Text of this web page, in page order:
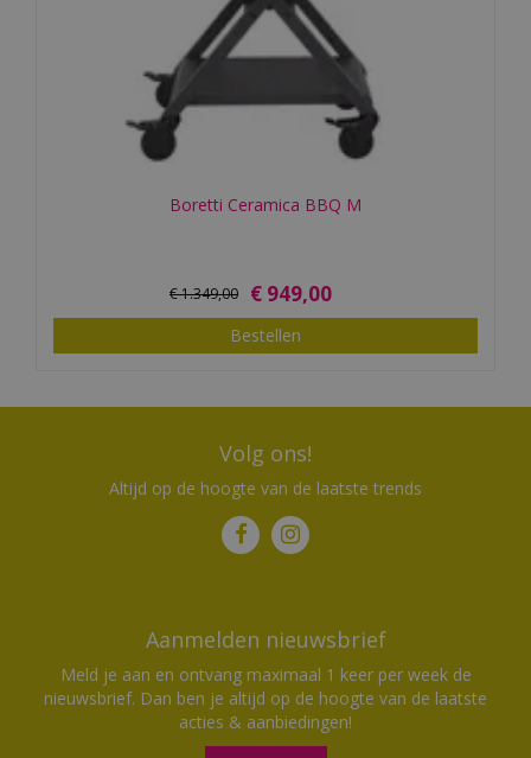
Boretti Ceramica BBQ M
€1.349,00 € 949,00
Bestellen
Volg ons!
Altijd op de hoogte van de laatste trends
Aanmelden nieuwsbrief
Meld je aan en ontvang maximaal 1 keer per week de
nieuwsbrief. Dan ben je altijd op de hoogte van de laatste
acties & aanbiedingen!